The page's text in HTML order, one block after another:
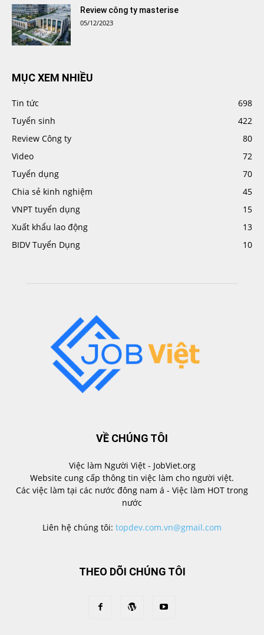
Review công ty masterise
05/12/2023
MỤC XEM NHIỀU
Tin tức
698
Tuyển sinh
422
Review Công ty
80
Video
72
Tuyển dụng
70
Chia sẻ kinh nghiệm
45
VNPT tuyển dụng
15
Xuất khẩu lao động
13
BIDV Tuyển Dụng
10
VỀ CHÚNG TÔI
Việc làm Người Việt - JobViet.org
Website cung cấp thông tin việc làm cho người việt.
Các việc làm tại các nước đông nam á - Việc làm HOT trong
nước
Liên hệ chúng tôi: topdev.com.vn@gmail.com
THEO DÕI CHÚNG TÔI